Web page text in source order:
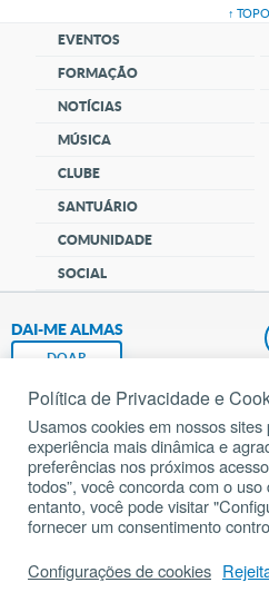
↑ TOPO
EVENTOS
FORMAÇÃO
NOTÍCIAS
MÚSICA
CLUBE
SANTUÁRIO
COMUNIDADE
SOCIAL
DAI-ME ALMAS
DOAR
Fundação João
Pedido de Oração
Mapa do site
Todos os
Política de Privacidade e
Usamos cookies em nossos
experiência mais dinâmica e
preferências nos próximos
todos”, você concorda com o
entanto, você pode visitar
fornecer um consentimento
Configurações de cookies